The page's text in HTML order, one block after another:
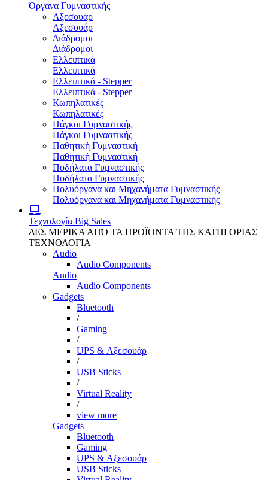
Όργανα Γυμναστικής
Αξεσουάρ
Αξεσουάρ
Διάδρομοι
Διάδρομοι
Ελλειπτικά
Ελλειπτικά
Ελλειπτικά - Stepper
Ελλειπτικά - Stepper
Κωπηλατικές
Κωπηλατικές
Πάγκοι Γυμναστικής
Πάγκοι Γυμναστικής
Παθητική Γυμναστική
Παθητική Γυμναστική
Ποδήλατα Γυμναστικής
Ποδήλατα Γυμναστικής
Πολυόργανα και Μηχανήματα Γυμναστικής
Πολυόργανα και Μηχανήματα Γυμναστικής
Τεχνολογία Big Sales
ΔΕΣ ΜΕΡΙΚΑ ΑΠΌ ΤΑ ΠΡΟΪΌΝΤΑ ΤΗΣ ΚΑΤΗΓΟΡΙΑΣ
ΤΕΧΝΟΛΟΓΙΑ
Audio
Audio Components
Audio
Audio Components
Gadgets
Bluetooth
/
Gaming
/
UPS & Αξεσουάρ
/
USB Sticks
/
Virtual Reality
/
view more
Gadgets
Bluetooth
Gaming
UPS & Αξεσουάρ
USB Sticks